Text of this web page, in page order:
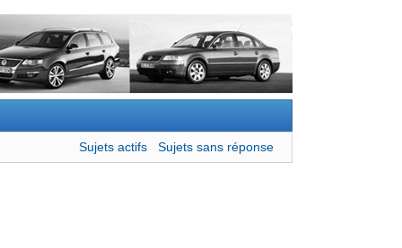
Sujets actifs Sujets sans réponse